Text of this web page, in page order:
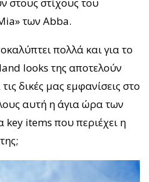
των Abba.
πολλά και για το
looks της αποτελούν
δικές μας εμφανίσεις στο
αυτή η άγια ώρα των
key items που περιέχει η